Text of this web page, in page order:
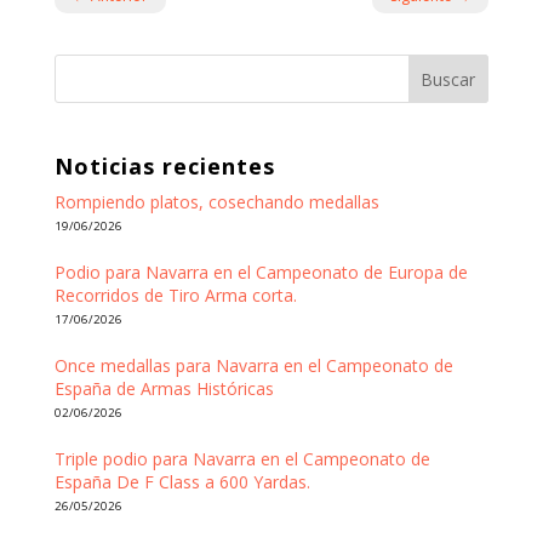
Buscar
Noticias recientes
Rompiendo platos, cosechando medallas
19/06/2026
Podio para Navarra en el Campeonato de Europa de
Recorridos de Tiro Arma corta.
17/06/2026
Once medallas para Navarra en el Campeonato de
España de Armas Históricas
02/06/2026
Triple podio para Navarra en el Campeonato de
España De F Class a 600 Yardas.
26/05/2026